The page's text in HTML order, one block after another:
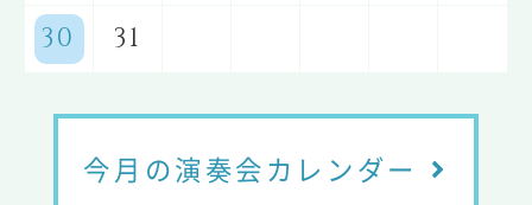
30
31
今月の演奏会カレンダー